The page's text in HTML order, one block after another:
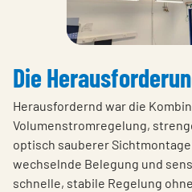
Die
Herausfordernd war die
Volumenstromregelung,
optisch sauberer
wechselnde Belegung und
schnelle, stabile Regelung